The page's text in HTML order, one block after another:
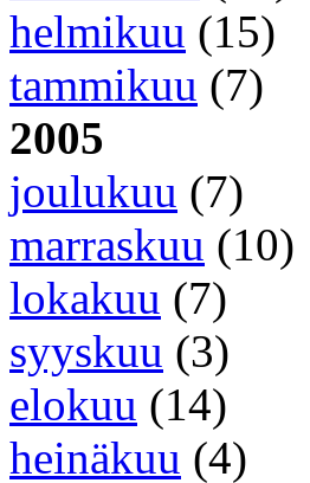
helmikuu (15)
tammikuu (7)
2005
joulukuu (7)
marraskuu (10)
lokakuu (7)
syyskuu (3)
elokuu (14)
heinäkuu (4)